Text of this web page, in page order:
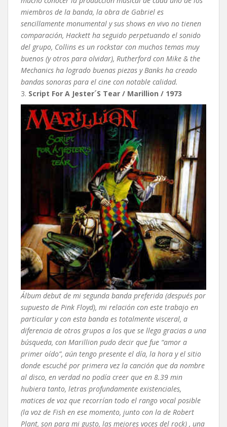
miembros de la banda, la obra de Gabriel es
sencillamente monumental y sus shows en vivo no tienen
comparación, Hackett ha seguido perpetuando el sonido
del grupo, Collins es un rockstar con muchos temas muy
buenos (y otros para olvidar), Rutherford con Mike & the
Mechanics ha logrado buenas piezas y Banks ha creado
bandas sonoras para el cine con notable calidad.
3. Script For A Jester´S Tear / Marillion / 1973
Álbum debut de mi segunda banda preferida (después por
supuesto de Pink Floyd), mi relación con este trabajo en
particular y con esta banda es totalmente visceral, a
diferencia de otros grupos a los que se llega gracias a una
búsqueda, con Marillion pudo decir que fue “amor a
primer oído”, aún tengo presente el día, la hora y el sitio
donde escuché por primera vez la canción que da nombre
al disco, en verdad no podía creer que en 8.39 min
hubiera tanto, letras profundamente existenciales,
matices de voz que recorrían todo el rango vocal posible
(la voz de Fish en ese momento, junto con la de Robert
Plant, son para mi gusto, las mejores voces del rock) , una